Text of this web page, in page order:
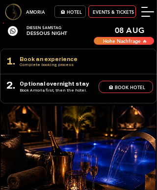
AMORIA 🏨 HOTEL EVENTS & TICKETS
DIESEN SAMSTAG
DESSOUS NIGHT 08 AUG
Hohe Nachfrage 🔥
1. Book an experience
Complete booking process
2. Optional overnight stay
Book Amoria first, then the hotel.
🏨 BOOK HOTEL